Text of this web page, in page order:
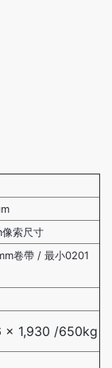
索尺寸
卷帶 / 最小0201
x 1,930 /650kg